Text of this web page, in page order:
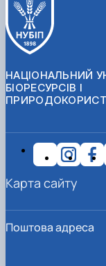
НАЦІОНАЛЬНИЙ
БІОРЕСУРСІВ І
Поштова адреса
Карта сайту